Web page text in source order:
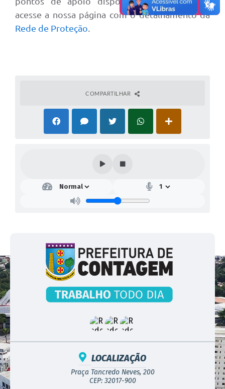
acesse a nossa página com o detalhamento da
Rede de Proteção
COMPARTILHAR
LOCALIZAÇÃO
Praça Tancredo Neves, 200
CEP: 32017-900